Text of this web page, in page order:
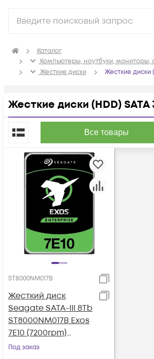
Каталог
Компьютеры, ноутбуки, мониторы,
Жесткие диски
Жесткие диски
Жесткие диски (HDD) SATA
Все товары
По популярности
ST8000NM017B
Жесткий диск
Seagate SATA-III 8Tb
ST8000NM017B Exos
7E10 (7200rpm)
256Mb 3.5"
Под заказ